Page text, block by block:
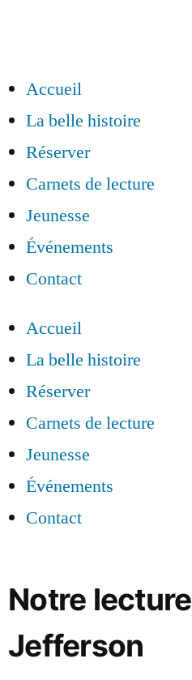
Accueil
La belle histoire
Réserver
Carnets de lecture
Jeunesse
Événements
Contact
Accueil
La belle histoire
Réserver
Carnets de lecture
Jeunesse
Événements
Contact
Notre lecture
Jefferson